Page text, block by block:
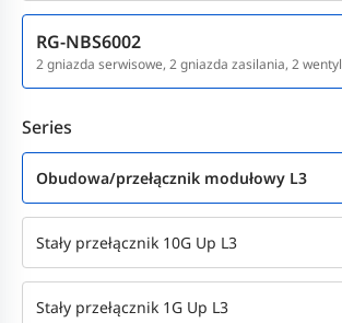
RG-NBS6002
2 gniazda serwisowe, 2 gniazda zasilania, 2
Series
Obudowa/przełącznik modułowy L3
Stały przełącznik 10G Up L3
Stały przełącznik 1G Up L3